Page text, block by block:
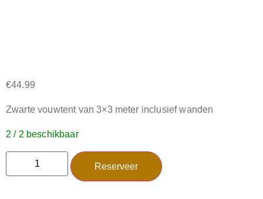
€44.99
Zwarte vouwtent van 3×3 meter inclusief wanden
2 / 2 beschikbaar
Reserveer